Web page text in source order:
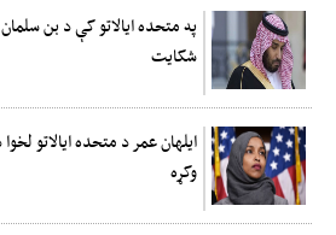
په متحده ایالاتو کې د بن
شکایت
ایلهان عمر د متحده ایالاتو
وکړه